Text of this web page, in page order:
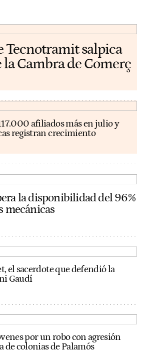
Tecnotramit salpica
la Cambra de Comerç
afiliados más en julio y
registran crecimiento
la disponibilidad del 96%
mecánicas
el sacerdote que defendió la
Gaudí
por un robo con agresión
de colonias de Palamós